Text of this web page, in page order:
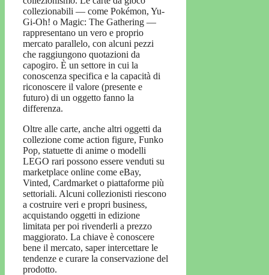
collezionabili — come Pokémon, Yu-
Gi-Oh! o Magic: The Gathering —
rappresentano un vero e proprio
mercato parallelo, con alcuni pezzi
che raggiungono quotazioni da
capogiro. È un settore in cui la
conoscenza specifica e la capacità di
riconoscere il valore (presente e
futuro) di un oggetto fanno la
differenza.
Oltre alle carte, anche altri oggetti da
collezione come action figure, Funko
Pop, statuette di anime o modelli
LEGO rari possono essere venduti su
marketplace online come eBay,
Vinted, Cardmarket o piattaforme più
settoriali. Alcuni collezionisti riescono
a costruire veri e propri business,
acquistando oggetti in edizione
limitata per poi rivenderli a prezzo
maggiorato. La chiave è conoscere
bene il mercato, saper intercettare le
tendenze e curare la conservazione del
prodotto.